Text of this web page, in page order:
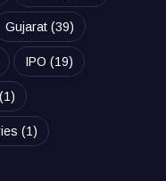
Gujarat (39)
IPO (19)
(1)
(1)